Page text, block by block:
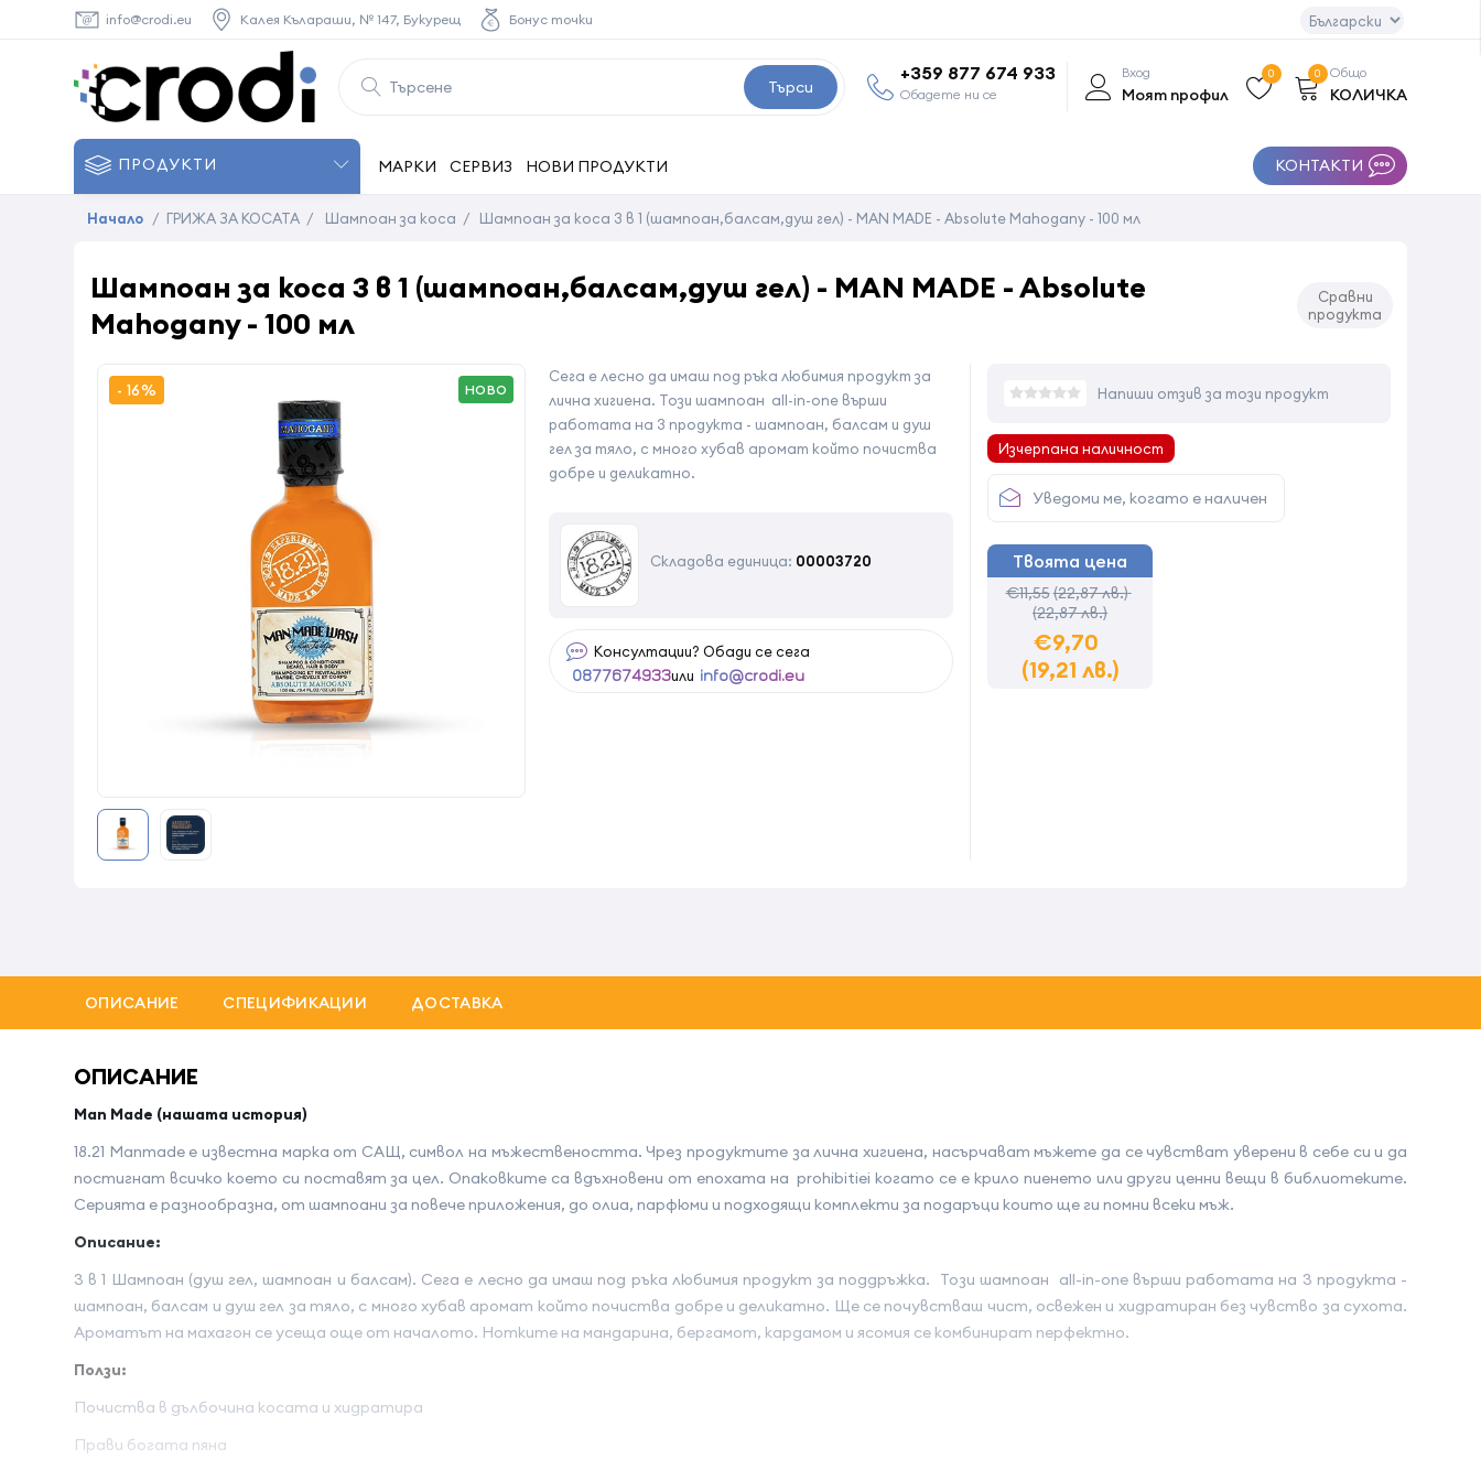
info@crodi.eu Калея Кълараши, № 147, Букурещ Бонус точки
Търси
+359 877 674 933
Обадете ни се
Вход
Моят профил
0 Общо
КОЛИЧКА
0
ПРОДУКТИ МАРКИ СЕРВИЗ НОВИ ПРОДУКТИ КОНТАКТИ
Начало / ГРИЖА ЗА КОСАТА / Шампоан за коса / Шампоан за коса 3 в 1 (шампоан,балсам,душ гел) - MAN MADE - Absolute Mahogany - 100 мл
Шампоан за коса 3 в 1 (шампоан,балсам,душ гел) - MAN MADE - Absolute
Mahogany - 100 мл
Сравни
продукта
- 16% НОВО
Сега е лесно да имаш под ръка любимия продукт за
лична хигиена. Този шампоан all-in-one върши
работата на 3 продукта - шампоан, балсам и душ
гел за тяло, с много хубав аромат който почиства
добре и деликатно.
Складова единица: 00003720
Консултации? Обади се сега
0877674933или info@crodi.eu
Напиши отзив за този продукт
Изчерпана наличност
Уведоми ме, когато е наличен
Твоята цена
€11,55(22,87 лв.)
(22,87 лв.)
€9,70
(19,21 лв.)
ОПИСАНИЕ СПЕЦИФИКАЦИИ ДОСТАВКА
ОПИСАНИЕ
Man Made (нашата история)
18.21 Manmade е известна марка от САЩ, символ на мъжествеността. Чрез продуктите за лична хигиена, насърчават мъжете да се чувстват уверени в себе си и да
постигнат всичко което си поставят за цел. Опаковките са вдъхновени от епохата на prohibitiei когато се е крило пиенето или други ценни вещи в библиотеките.
Серията е разнообразна, от шампоани за повече приложения, до олиа, парфюми и подходящи комплекти за подаръци които ще ги помни всеки мъж.
Описание:
3 в 1 Шампоан (душ гел, шампоан и балсам). Сега е лесно да имаш под ръка любимия продукт за поддръжка. Този шампоан all-in-one върши работата на 3 продукта -
шампоан, балсам и душ гел за тяло, с много хубав аромат който почиства добре и деликатно. Ще се почувстваш чист, освежен и хидратиран без чувство за сухота.
Ароматът на махагон се усеща още от началото. Нотките на мандарина, бергамот, кардамом и ясомия се комбинират перфектно.
Ползи:
Почиства в дълбочина косата и хидратира
Прави богата пяна